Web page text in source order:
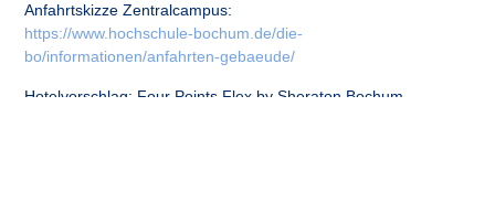
Anfahrtskizze Zentralcampus:
https://www.hochschule-bochum.de/die-
bo/informationen/anfahrten-gebaeude/
Hotelvorschlag: Four Points Flex by Sheraton Bochum